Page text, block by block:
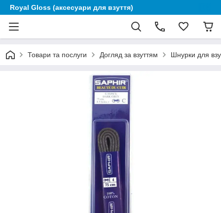
Royal Gloss (аксесуари для взуття)
Товари та послуги Догляд за взуттям Шнурки для